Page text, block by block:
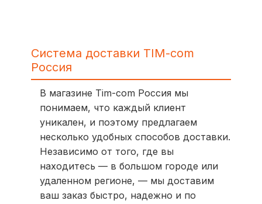
Система доставки TIM-com
Россия
В магазине Tim-com Россия мы
понимаем, что каждый клиент
уникален, и поэтому предлагаем
несколько удобных способов доставки.
Независимо от того, где вы
находитесь — в большом городе или
удаленном регионе, — мы доставим
ваш заказ быстро, надежно и по